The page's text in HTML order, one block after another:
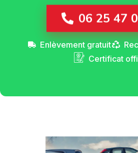
06 25 47
Enlèvement gratuit
Certificat